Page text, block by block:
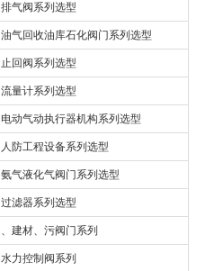
排气阀系列选型
油气回收油库石化阀门系列选型
止回阀系列选型
流量计系列选型
电动气动执行器机构系列选型
人防工程设备系列选型
氨气液化气阀门系列选型
过滤器系列选型
、建材、污阀门系列
水力控制阀系列